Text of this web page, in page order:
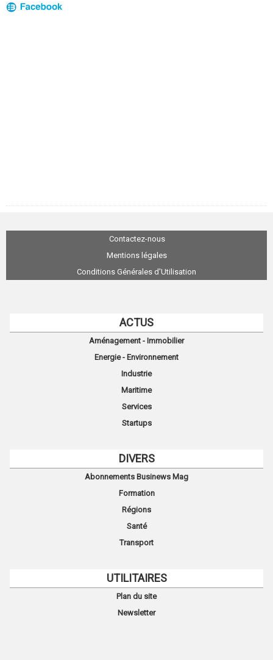
Contactez-nous
Mentions légales
Conditions Générales d'Utilisation
ACTUS
Aménagement - Immobilier
Energie - Environnement
Industrie
Maritime
Services
Startups
DIVERS
Abonnements Businews Mag
Formation
Régions
Santé
Transport
UTILITAIRES
Plan du site
Newsletter